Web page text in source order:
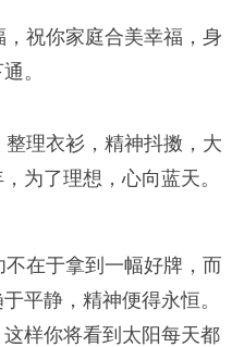
祝你家庭合美幸福，身
。
理衣衫，精神抖擞，大
为了理想，心向蓝天。
在于拿到一幅好牌，而
平静，精神便得永恒。
样你将看到太阳每天都